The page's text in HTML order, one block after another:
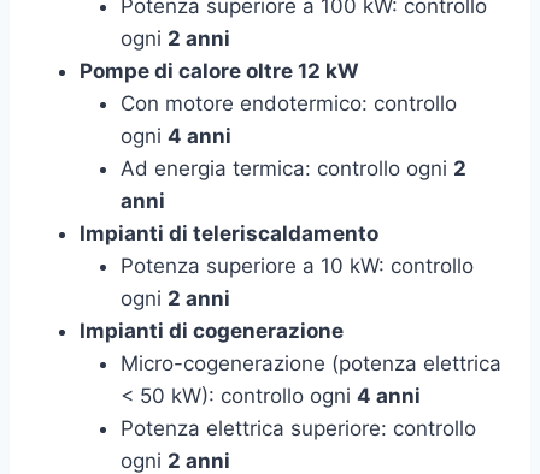
Potenza superiore a 100 kW: controllo
ogni 2 anni
Pompe di calore oltre 12 kW
Con motore endotermico: controllo
ogni 4 anni
Ad energia termica: controllo ogni 2
anni
Impianti di teleriscaldamento
Potenza superiore a 10 kW: controllo
ogni 2 anni
Impianti di cogenerazione
Micro-cogenerazione (potenza elettrica
< 50 kW): controllo ogni 4 anni
Potenza elettrica superiore: controllo
ogni 2 anni